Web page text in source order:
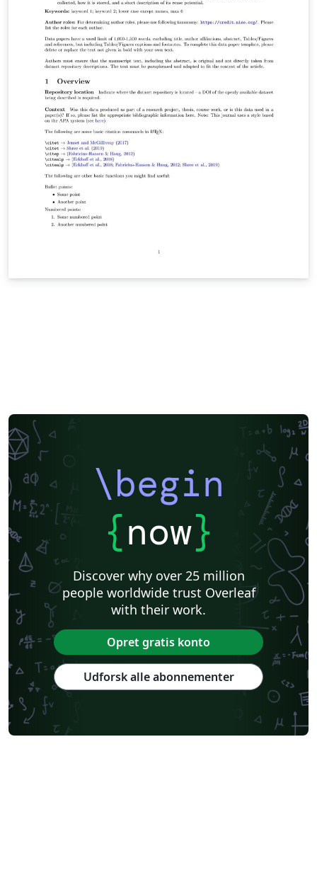
\begin
{now}
Discover why over 25 million
people worldwide trust Overleaf
with their work.
Opret gratis konto
Udforsk alle abonnementer